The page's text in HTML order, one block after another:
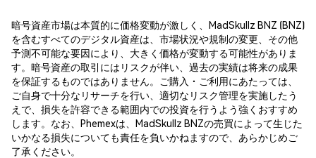
暗号資産市場は本質的に価格変動が激しく、MadSkullz BNZ (BNZ)
を含むすべてのデジタル資産は、市場状況や規制の変更、その他
予測不可能な要因により、大きく価格が変動する可能性がありま
す。暗号資産の取引にはリスクが伴い、過去の実績は将来の成果
を保証するものではありません。ご購入・ご利用にあたっては、
ご自身で十分なリサーチを行い、適切なリスク管理を実施したう
えで、損失を許容できる範囲内での投資を行うよう強くおすすめ
します。なお、Phemexは、MadSkullz BNZの売買によって生じた
いかなる損失についても責任を負いかねますので、あらかじめご
了承ください。